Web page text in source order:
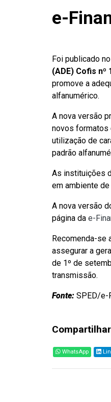
e-
Foi publicado
(ADE) Cofis nº
promove a
alfanumérico.
A nova versão
novos formatos
utilização de
padrão
As instituições
em ambiente
A nova versão
página da e-
Recomenda-se
assegurar a
de 1º de
transmissão.
Fonte: SPED/e-
Compartilhar
WhatsApp